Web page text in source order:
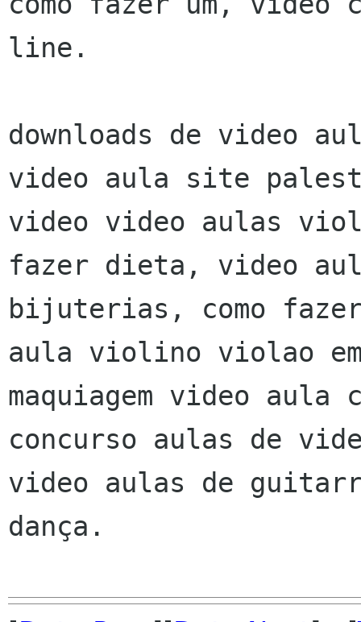
line.
downloads de video
video aula site
video video aulas
fazer dieta, video
bijuterias, como
aula violino violao
maquiagem video
concurso aulas de
video aulas de
dança.